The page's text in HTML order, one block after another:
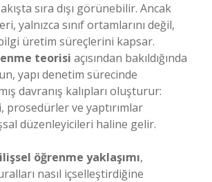
sıra dışı görünebilir. Ancak
yalnızca sınıf ortamlarını değil,
üretim süreçlerini kapsar.
teorisi açısından bakıldığında
yapı denetim sürecinde
davranış kalıpları oluşturur:
ve yaptırımlar
düzenleyicileri haline gelir.
öğrenme yaklaşımı,
nasıl içselleştirdiğine